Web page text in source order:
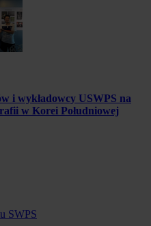
i wykładowcy USWPS na
w Korei Południowej
SWPS